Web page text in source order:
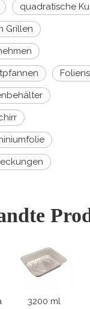
quadratische
Grillen
250 ml